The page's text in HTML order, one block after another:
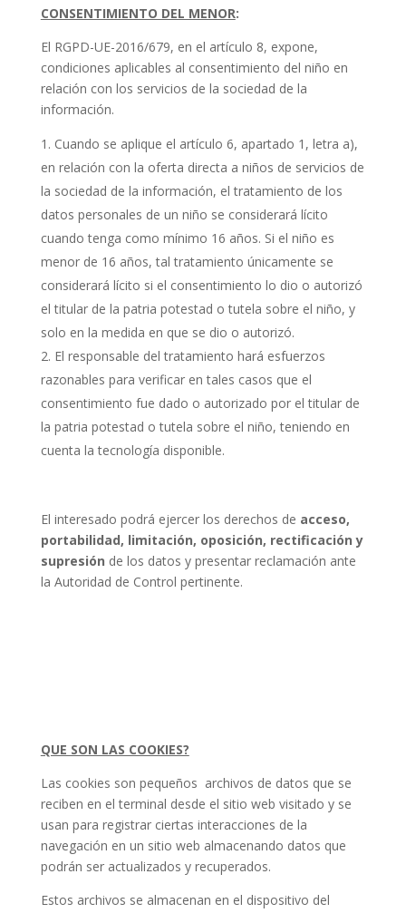
CONSENTIMIENTO DEL MENOR:
El RGPD-UE-2016/679, en el artículo 8, expone,
condiciones aplicables al consentimiento del niño en
relación con los servicios de la sociedad de la
información.
Cuando se aplique el artículo 6, apartado 1, letra a),
en relación con la oferta directa a niños de servicios de
la sociedad de la información, el tratamiento de los
datos personales de un niño se considerará lícito
cuando tenga como mínimo 16 años. Si el niño es
menor de 16 años, tal tratamiento únicamente se
considerará lícito si el consentimiento lo dio o autorizó
el titular de la patria potestad o tutela sobre el niño, y
solo en la medida en que se dio o autorizó.
El responsable del tratamiento hará esfuerzos
razonables para verificar en tales casos que el
consentimiento fue dado o autorizado por el titular de
la patria potestad o tutela sobre el niño, teniendo en
cuenta la tecnología disponible.
El interesado podrá ejercer los derechos de acceso,
portabilidad, limitación, oposición, rectificación y
supresión de los datos y presentar reclamación ante
la Autoridad de Control pertinente.
QUE SON LAS COOKIES?
Las cookies son pequeños archivos de datos que se
reciben en el terminal desde el sitio web visitado y se
usan para registrar ciertas interacciones de la
navegación en un sitio web almacenando datos que
podrán ser actualizados y recuperados.
Estos archivos se almacenan en el dispositivo del